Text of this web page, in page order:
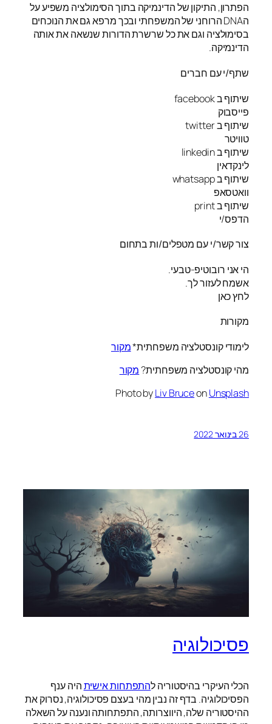
הפתרון, התיקון של הדינמיקה בתוך הסימולציה משפיע על
הDNA הרוחני של המשפחתי ובכך מרפא גם את הנוכחים
בסימולציה וגם את כל שרשרת הדורות שנשאה את אותה
הדינמיקה.
שתף/י עם חברים
שיתוף ב facebook
פייסבוק
שיתוף ב twitter
טוויטר
שיתוף ב linkedin
לינקדאין
שיתוף ב whatsapp
וואטסאפ
שיתוף ב print
הדפס/י
צור קשר/י עם מטפלים/ות בתחום
הי אני רובוטיפ-טבעי.
אשמח לעזור לך.
לחץ כאן
מקורות
לימודי קונסטלציה משפחתית*מקור
מהי קונסטלציה משפחתית? מקור
Photo byLiv BruceonUnsplash
26 בינואר 2022
פסיכולוגיה
הכלי העיקרי בהיסטוריה להתפתחות אישיתהיה ענף
הפסיכולוגיה. בדף זה נבין מהי בעצם פסיכולוגיה, נסרוק את
ההיסטוריה שלה, היווצרותה, התפתחותה ונענה על השאלה